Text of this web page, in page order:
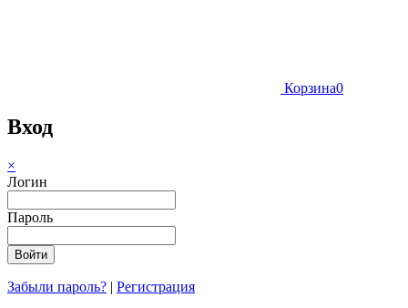
Корзина0
Вход
×
Логин
Пароль
Забыли пароль? | Регистрация